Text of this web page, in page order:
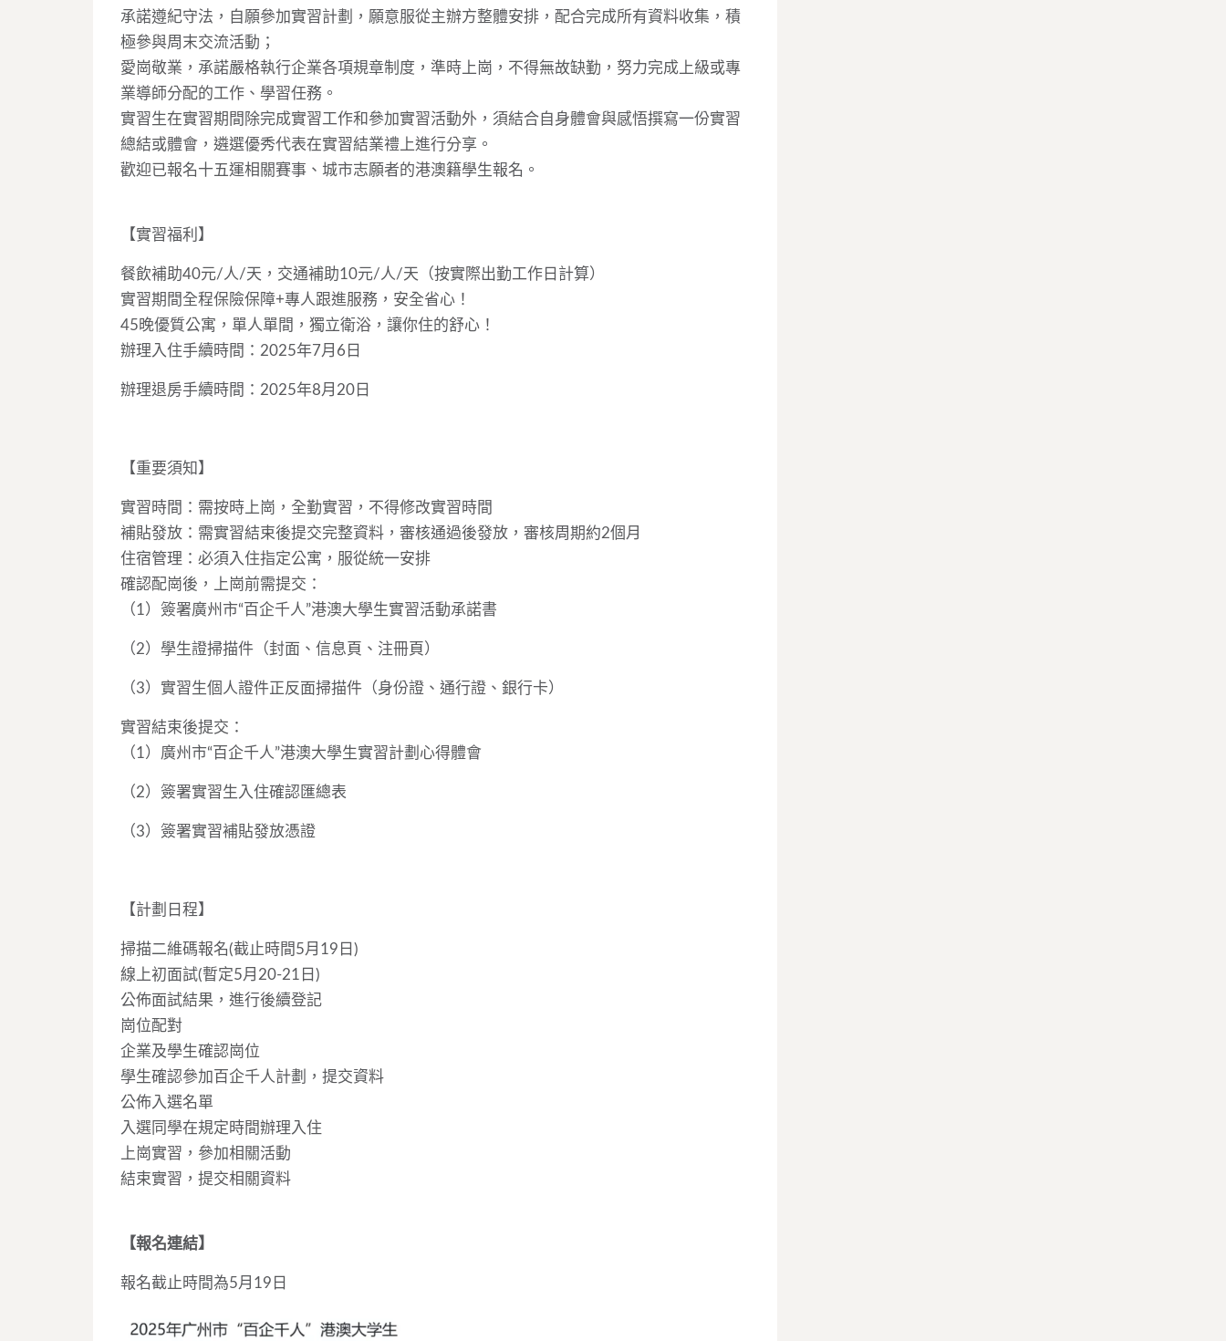
承諾遵紀守法，自願參加實習計劃，願意服從主辦方整體安排，配合完成所有資料收集，積
極參與周末交流活動；
愛崗敬業，承諾嚴格執行企業各項規章制度，準時上崗，不得無故缺勤，努力完成上級或專
業導師分配的工作、學習任務。
實習生在實習期間除完成實習工作和參加實習活動外，須結合自身體會與感悟撰寫一份實習
總結或體會，遴選優秀代表在實習結業禮上進行分享。
歡迎已報名十五運相關賽事、城市志願者的港澳籍學生報名。
【實習福利】
餐飲補助40元/人/天，交通補助10元/人/天（按實際出勤工作日計算）
實習期間全程保險保障+專人跟進服務，安全省心！
45晚優質公寓，單人單間，獨立衛浴，讓你住的舒心！
辦理入住手續時間：2025年7月6日
辦理退房手續時間：2025年8月20日
【重要須知】
實習時間：需按時上崗，全勤實習，不得修改實習時間
補貼發放：需實習結束後提交完整資料，審核通過後發放，審核周期約2個月
住宿管理：必須入住指定公寓，服從統一安排
確認配崗後，上崗前需提交：
（1）簽署廣州市“百企千人”港澳大學生實習活動承諾書
（2）學生證掃描件（封面、信息頁、注冊頁）
（3）實習生個人證件正反面掃描件（身份證、通行證、銀行卡）
實習結束後提交：
（1）廣州市“百企千人”港澳大學生實習計劃心得體會
（2）簽署實習生入住確認匯總表
（3）簽署實習補貼發放憑證
【計劃日程】
掃描二維碼報名(截止時間5月19日)
線上初面試(暫定5月20-21日)
公佈面試結果，進行後續登記
崗位配對
企業及學生確認崗位
學生確認參加百企千人計劃，提交資料
公佈入選名單
入選同學在規定時間辦理入住
上崗實習，參加相關活動
結束實習，提交相關資料
【報名連結】
報名截止時間為5月19日